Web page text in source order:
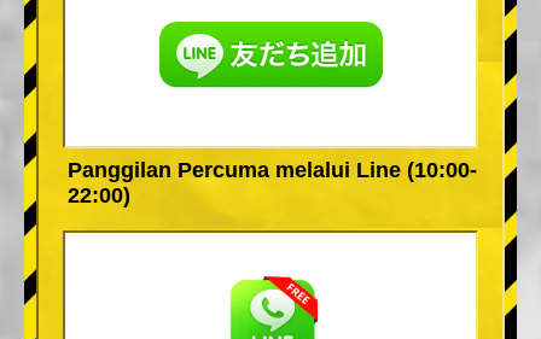
Panggilan Percuma melalui Line (10:00-
22:00)